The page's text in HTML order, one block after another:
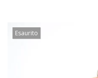
Esaurito